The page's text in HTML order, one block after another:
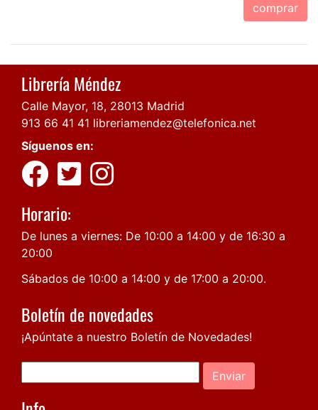
comprar
Librería Méndez
Calle Mayor, 18, 28013 Madrid
913 66 41 41 libreriamendez@telefonica.net
Síguenos en:
Horario:
De lunes a viernes: De 10:00 a 14:00 y de 16:30 a
20:00
Sábados de 10:00 a 14:00 y de 17:00 a 20:00.
Boletín de novedades
¡Apúntate a nuestro Boletín de Novedades!
Enviar